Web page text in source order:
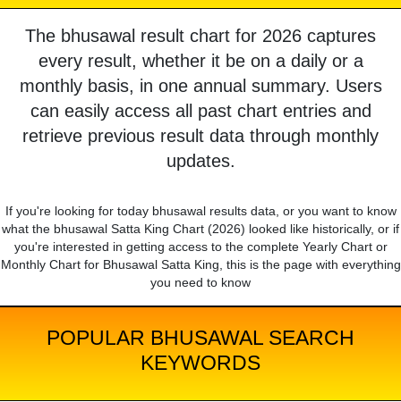
The bhusawal result chart for 2026 captures
every result, whether it be on a daily or a
monthly basis, in one annual summary. Users
can easily access all past chart entries and
retrieve previous result data through monthly
updates.
If you're looking for today bhusawal results data, or you want to know
what the bhusawal Satta King Chart (2026) looked like historically, or if
you're interested in getting access to the complete Yearly Chart or
Monthly Chart for Bhusawal Satta King, this is the page with everything
you need to know
POPULAR BHUSAWAL SEARCH
KEYWORDS